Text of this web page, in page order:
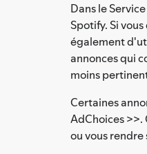
Dans le
Spotify. Si
également
annonces qui
moins
Certaines
AdChoices >>.
ou vous rendre